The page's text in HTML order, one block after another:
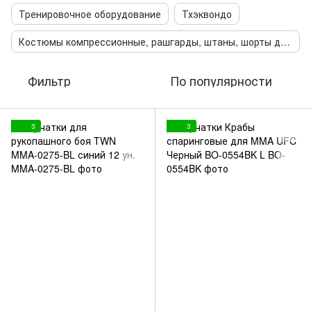
Тренировочное оборудование
Тхэквондо
Костюмы компрессионные, рашгарды, штаны, шорты для мма и смешанных единоборств
Фильтр По популярности
3 3